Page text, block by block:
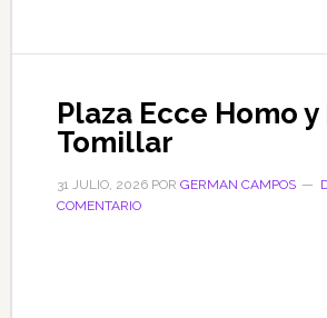
Plaza Ecce Homo y
Tomillar
31 JULIO, 2026POR GERMAN CAMPOS
COMENTARIO